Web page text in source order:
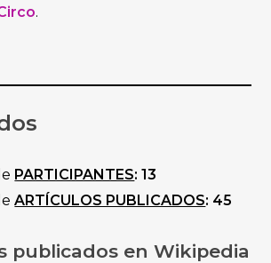
.
PARTICIPANTES: 13
ARTÍCULOS PUBLICADOS: 45
publicados en Wikipedia